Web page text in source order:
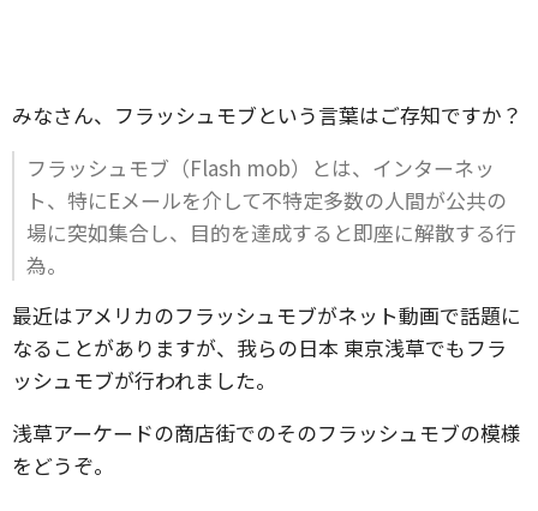
みなさん、フラッシュモブという言葉はご存知ですか？
フラッシュモブ（Flash mob）とは、インターネッ
ト、特にEメールを介して不特定多数の人間が公共の
場に突如集合し、目的を達成すると即座に解散する行
為。
最近はアメリカのフラッシュモブがネット動画で話題に
なることがありますが、我らの日本 東京浅草でもフラ
ッシュモブが行われました。
浅草アーケードの商店街でのそのフラッシュモブの模様
をどうぞ。